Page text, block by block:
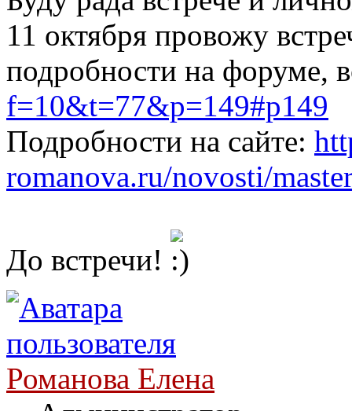
11 октября провожу
подробности на форуме,
f=10&t=77&p=149#p149
Подробности на сайте:
romanova.ru/novosti/
До встречи!
Романова Елена